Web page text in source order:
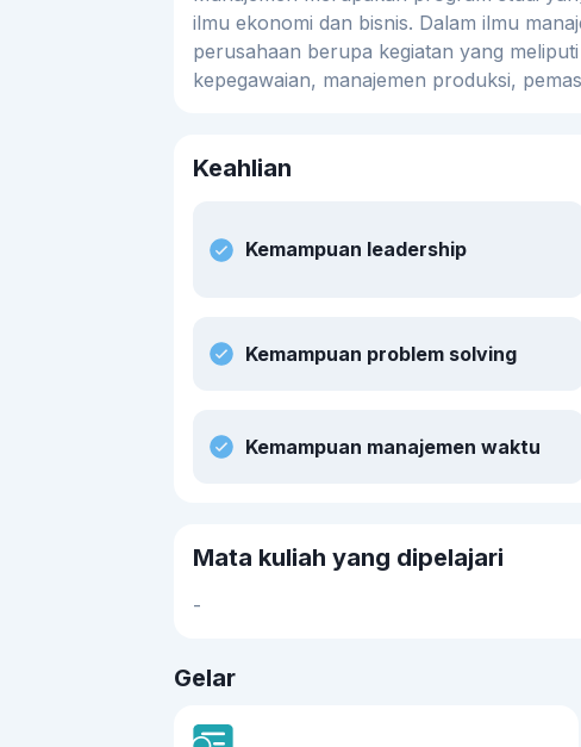
ilmu ekonomi dan bisnis. Dalam ilmu
perusahaan berupa kegiatan yang
kepegawaian, manajemen produksi,
Keahlian
Kemampuan leadership
Kemampuan problem solving
Kemampuan manajemen waktu
Mata kuliah yang dipelajari
-
Gelar